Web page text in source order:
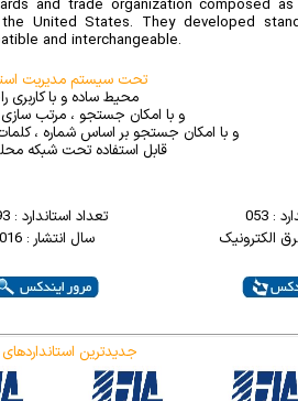
and trade organization composed
United States. They developed
and interchangeable.
تحت سیستم مدیریت
محیط ساده و با کاربری
و با امکان جستجو ، مرتب سازی
و با امکان جستجو بر اساس شماره ،
قابل استفاده تحت شبکه
تعداد استاندارد : 2093
: 053
سال انتشار : 2016 الکترونيک
EIA جدیدترین استانداردهای